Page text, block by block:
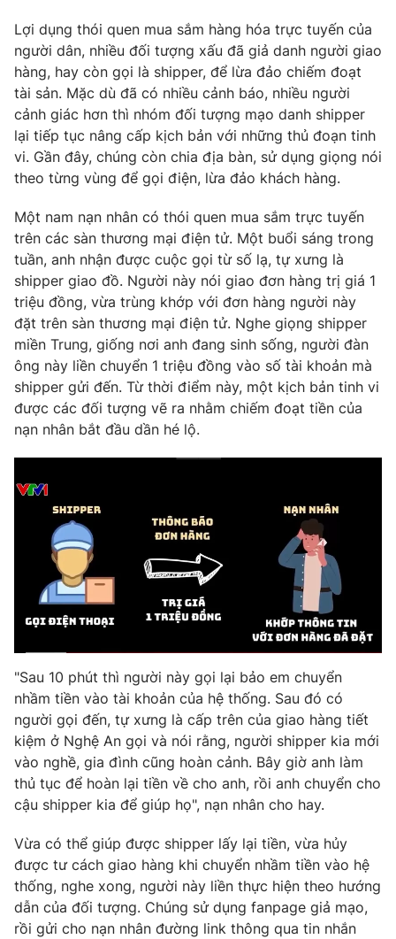
Câu chuyện quốc tế
Thị trường
Góc doanh nghiệp
Truyền hình
Phim VTV
Hậu trường
Nhân vật
Khán giả
Giải sao mai
Giải trí
Điện ảnh
Âm nhạc
Sao
Đời sống
Du lịch
Làm đẹp
Chất lượng cuộc sống
Giáo dục
Tuyển sinh
Học trực tuyến
Công nghệ
Hitech Công nghệ tương lai
Sản phẩm
Thị trường
Tư vấn
Giao lưu trực tuyến
Lịch phát sóng
Chuyên mục khác
Photo Infographic
Video Shorts video
VTV Money VTV Thể thao
VTV Sức khoẻ Bất động sản
Thị trường 24h Tấm lòng Việt
VTV4 Vươn mình bằng AI
VTV9 VTV8
Liên hệ tòa soạn English
Lợi dụng thói quen mua sắm hàng hóa trực tuyến của
người dân, nhiều đối tượng xấu đã giả danh người giao
hàng, hay còn gọi là shipper, để lừa đảo chiếm đoạt
tài sản. Mặc dù đã có nhiều cảnh báo, nhiều người
cảnh giác hơn thì nhóm đối tượng mạo danh shipper
lại tiếp tục nâng cấp kịch bản với những thủ đoạn tinh
vi. Gần đây, chúng còn chia địa bàn, sử dụng giọng nói
theo từng vùng để gọi điện, lừa đảo khách hàng.
Một nam nạn nhân có thói quen mua sắm trực tuyến
trên các sàn thương mại điện tử. Một buổi sáng trong
tuần, anh nhận được cuộc gọi từ số lạ, tự xưng là
shipper giao đồ. Người này nói giao đơn hàng trị giá 1
triệu đồng, vừa trùng khớp với đơn hàng người này
đặt trên sàn thương mại điện tử. Nghe giọng shipper
miền Trung, giống nơi anh đang sinh sống, người đàn
ông này liền chuyển 1 triệu đồng vào số tài khoản mà
shipper gửi đến. Từ thời điểm này, một kịch bản tinh vi
được các đối tượng vẽ ra nhằm chiếm đoạt tiền của
nạn nhân bắt đầu dần hé lộ.
"Sau 10 phút thì người này gọi lại bảo em chuyển
nhầm tiền vào tài khoản của hệ thống. Sau đó có
người gọi đến, tự xưng là cấp trên của giao hàng tiết
kiệm ở Nghệ An gọi và nói rằng, người shipper kia mới
vào nghề, gia đình cũng hoàn cảnh. Bây giờ anh làm
thủ tục để hoàn lại tiền về cho anh, rồi anh chuyển cho
cậu shipper kia để giúp họ", nạn nhân cho hay.
Vừa có thể giúp được shipper lấy lại tiền, vừa hủy
được tư cách giao hàng khi chuyển nhầm tiền vào hệ
thống, nghe xong, người này liền thực hiện theo hướng
dẫn của đối tượng. Chúng sử dụng fanpage giả mạo,
rồi gửi cho nạn nhân đường link thông qua tin nhắn